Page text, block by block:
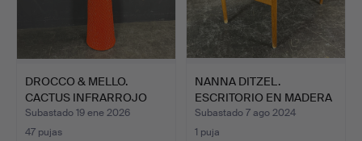
DROCCO & MELLO.
CACTUS INFRARROJO
GUFRAM.
Subastado 19 ene 2026
47 pujas
NANNA DITZEL.
ESCRITORIO EN MADERA
DE ROBL…
Subastado 7 ago 2024
1 puja